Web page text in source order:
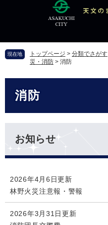
頭
す
飛
し
現在地 トップページ > 分類でさがす
災・消防 > 消防
消防
お知らせ
2026年4月6日更新
林野火災注意報・警報
2026年3月31日更新